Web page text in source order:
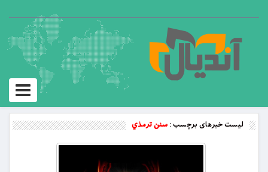
Toggle
لیست خبرهای برچسب :سنن ترمذي